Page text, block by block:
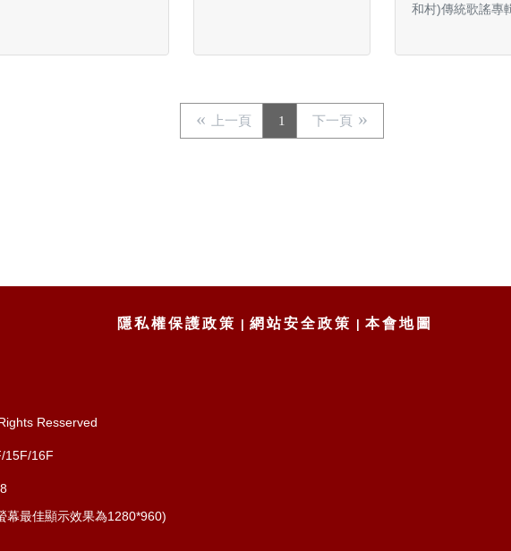
和村)傳統歌謠專
上一頁 1 下一頁
隱私權保護政策 網站安全政策 本會地圖
Resserved
15F/16F
幕最佳顯示效果為1280*960)